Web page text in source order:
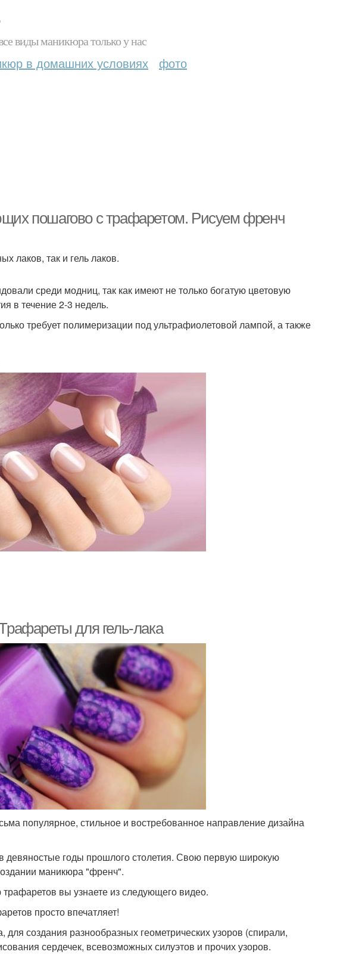
виды маникюра только у нас
в домашних условиях фото
пошагово с трафаретом. Рисуем френч
лаков, так и гель лаков.
среди модниц, так как имеют не только богатую цветовую
в течение 2-3 недель.
требует полимеризации под ультрафиолетовой лампой, а также
для гель-лака
популярное, стильное и востребованное направление дизайна
девяностые годы прошлого столетия. Свою первую широкую
маникюра "френч".
вы узнаете из следующего видео.
просто впечатляет!
создания разнообразных геометрических узоров (спирали,
сердечек, всевозможных силуэтов и прочих узоров.